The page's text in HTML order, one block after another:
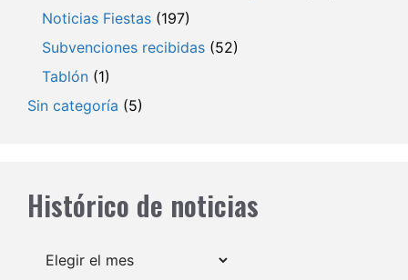
Noticias Fiestas (197)
Subvenciones recibidas (52)
Tablón (1)
Sin categoría (5)
Histórico de noticias
Archivos